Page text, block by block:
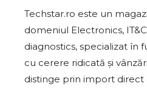
Techstar.ro este un
domeniul Electronics,
diagnostics, specializat în
cu cerere ridicată și
distinge prin import direct